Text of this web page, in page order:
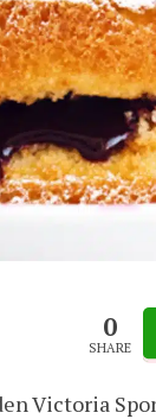
0
SHARE
Victoria